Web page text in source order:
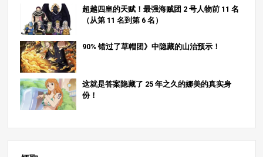
超越四皇的天赋！最强海贼团 2 号人物前 11 名
（从第 11 名到第 6 名）
90% 错过了草帽团》中隐藏的山治预示！
这就是答案隐藏了 25 年之久的娜美的真实身
份！